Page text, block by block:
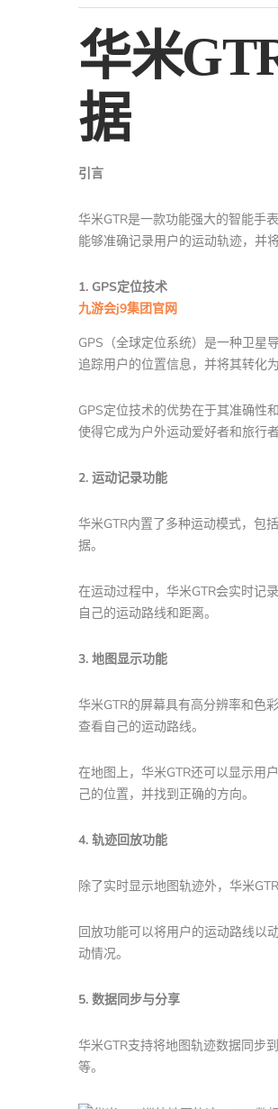
华米
据
引言
华米GTR是一款功能强大的智能手
能够准确记录用户的运动轨迹，并
1. GPS定位技术
九游会j9集团官网
GPS（全球定位系统）是一种卫星
追踪用户的位置信息，并将其转化
GPS定位技术的优势在于其准确性
使得它成为户外运动爱好者和旅行
2. 运动记录功能
华米GTR内置了多种运动模式，包
据。
在运动过程中，华米GTR会实时记
自己的运动路线和距离。
3. 地图显示功能
华米GTR的屏幕具有高分辨率和色
查看自己的运动路线。
在地图上，华米GTR还可以显示用
己的位置，并找到正确的方向。
4. 轨迹回放功能
除了实时显示地图轨迹外，华米
回放功能可以将用户的运动路线以
动情况。
5. 数据同步与分享
华米GTR支持将地图轨迹数据同步
等。